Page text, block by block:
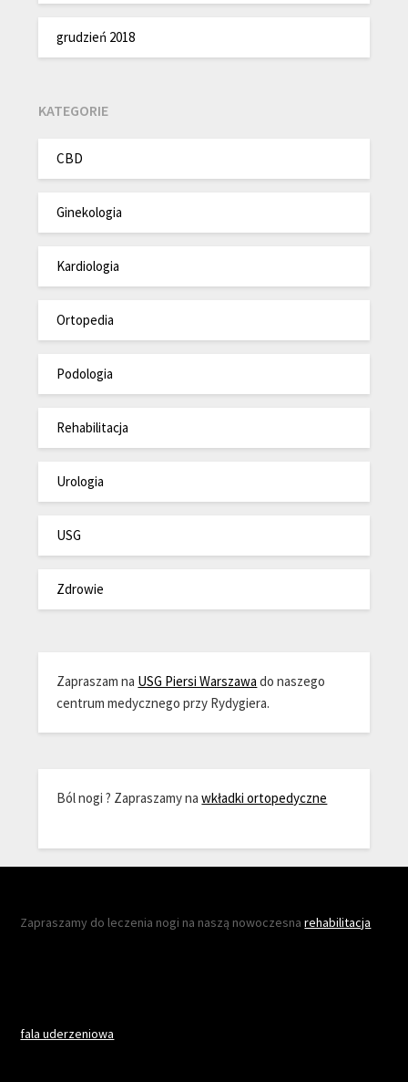
grudzień 2018
KATEGORIE
CBD
Ginekologia
Kardiologia
Ortopedia
Podologia
Rehabilitacja
Urologia
USG
Zdrowie
Zapraszam na USG Piersi Warszawa do naszego
centrum medycznego przy Rydygiera.
Ból nogi ? Zapraszamy nawkładki ortopedyczne
Zapraszamy do leczenia nogi na naszą nowoczesnarehabilitacja
fala uderzeniowa